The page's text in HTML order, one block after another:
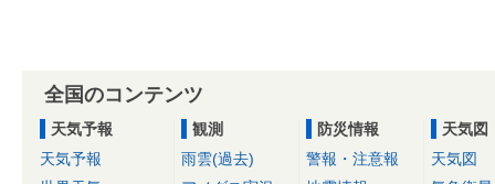
全国のコンテンツ
天気予報
天気予報
観測
雨雲(過去)
防災情報
警報・注意報
天気図
天気図